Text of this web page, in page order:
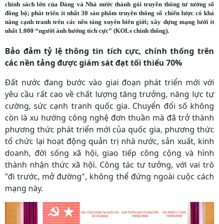
chính sách lớn của Đảng và Nhà nước thành gói truyền thông tư tưởng số
đồng bộ; phát triển ít nhất 30 sản phẩm truyền thông số chiến lược có khả
năng cạnh tranh trên các nền tảng xuyên biên giới; xây dựng mạng lưới ít
nhất 1.000 “người ảnh hưởng tích cực” (KOLs chính thống).
Bảo đảm tỷ lệ thông tin tích cực, chính thống trên
các nền tảng được giám sát đạt tối thiểu 70%
Đất nước đang bước vào giai đoạn phát triển mới với
yêu cầu rất cao về chất lượng tăng trưởng, năng lực tự
cường, sức cạnh tranh quốc gia. Chuyển đổi số không
còn là xu hướng công nghệ đơn thuần mà đã trở thành
phương thức phát triển mới của quốc gia, phương thức
tổ chức lại hoạt động quản trị nhà nước, sản xuất, kinh
doanh, đời sống xã hội, giao tiếp công cộng và hình
thành nhận thức xã hội. Công tác tư tưởng, với vai trò
"đi trước, mở đường", không thể đứng ngoài cuộc cách
mạng này.